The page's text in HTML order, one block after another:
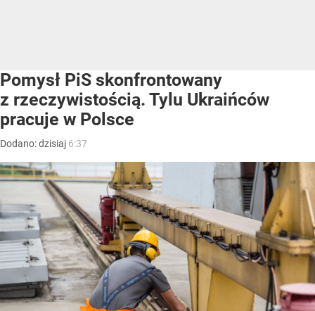
Pomysł PiS skonfrontowany
z rzeczywistością. Tylu Ukraińców
pracuje w Polsce
Dodano:dzisiaj 6:37